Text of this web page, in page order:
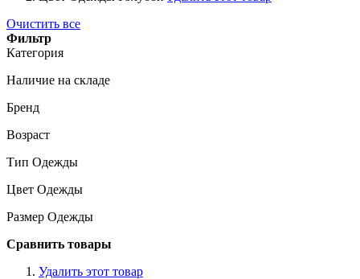
Очистить все
Фильтр
Категория
Наличие на складе
Бренд
Возраст
Тип Одежды
Цвет Одежды
Размер Одежды
Сравнить товары
Удалить этот товар